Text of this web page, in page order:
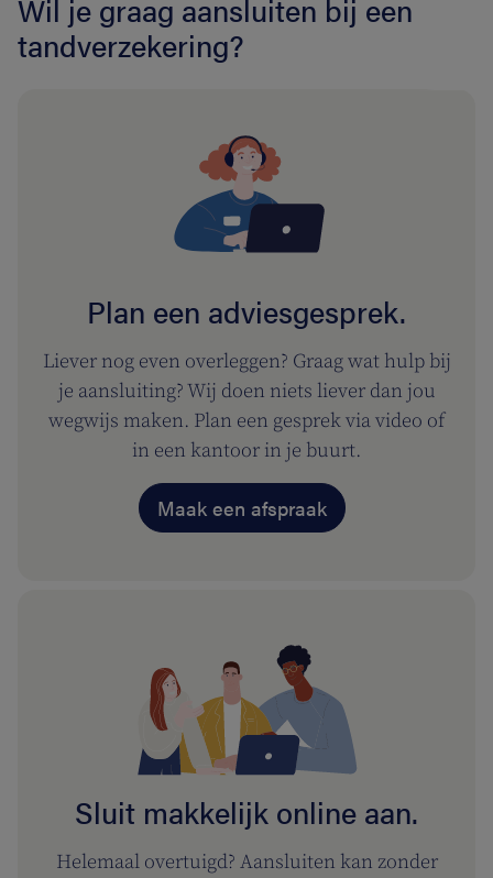
Wil je graag aansluiten bij een
tandverzekering?
Plan een adviesgesprek.
Liever nog even overleggen? Graag wat hulp bij
je aansluiting? Wij doen niets liever dan jou
wegwijs maken. Plan een gesprek via video of
in een kantoor in je buurt.
Maak een afspraak
Sluit makkelijk online aan.
Helemaal overtuigd? Aansluiten kan zonder